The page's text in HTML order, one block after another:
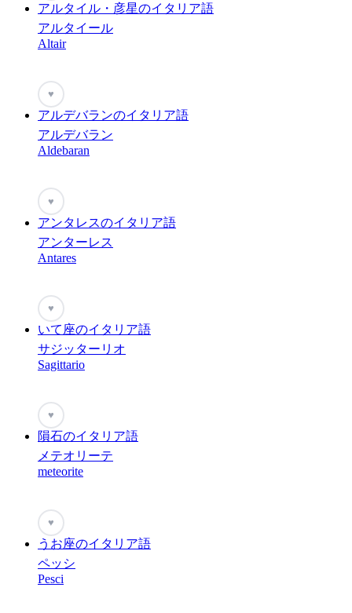
アルタイル・彦星のイタリア語
アルタイール
Altair
♥
アルデバランのイタリア語
アルデバラン
Aldebaran
♥
アンタレスのイタリア語
アンターレス
Antares
♥
いて座のイタリア語
サジッターリオ
Sagittario
♥
隕石のイタリア語
メテオリーテ
meteorite
♥
うお座のイタリア語
ペッシ
Pesci